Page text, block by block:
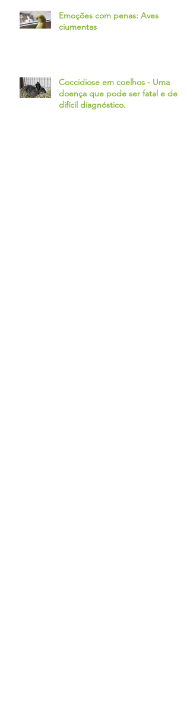
Emoções com penas: Aves
ciumentas
Coccidiose em coelhos - Uma
doença que pode ser fatal e de
difícil diagnóstico.